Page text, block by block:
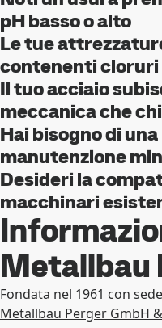
pH basso o alto
Le tue
contenenti cloruri
Il tuo acciaio
meccanica che
Hai bisogno di
manutenzione
Desideri la
macchinari
Metallbau
Fondata nel 1961 con
Metallbau Perger GmbH &